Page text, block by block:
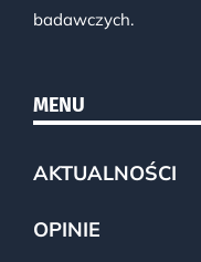
badawczych.
MENU
AKTUALNOŚCI
OPINIE